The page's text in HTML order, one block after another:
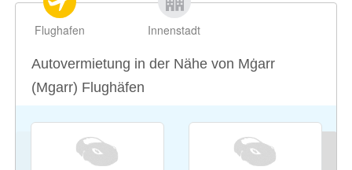
Flughafen Innenstadt
Autovermietung in der Nähe von Mġarr
(Mgarr) Flughäfen